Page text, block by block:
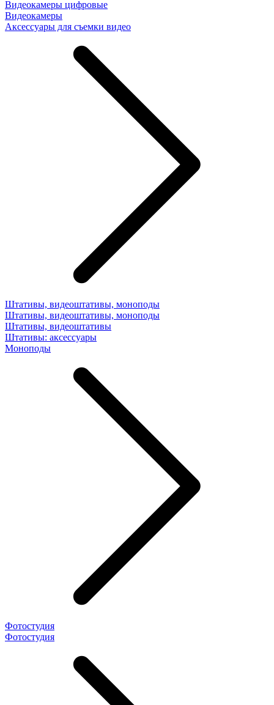
Видеокамеры цифровые
Видеокамеры
Аксессуары для съемки видео
Штативы, видеоштативы, моноподы
Штативы, видеоштативы, моноподы
Штативы, видеоштативы
Штативы: аксессуары
Моноподы
Фотостудия
Фотостудия